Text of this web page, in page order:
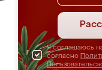
Я соглашаюсь
согласно